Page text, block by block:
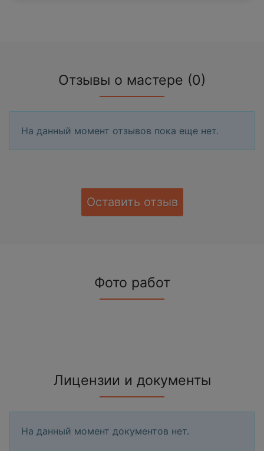
Отзывы о мастере (0)
На данный момент отзывов пока еще нет.
Оставить отзыв
Фото работ
Лицензии и документы
На данный момент документов нет.